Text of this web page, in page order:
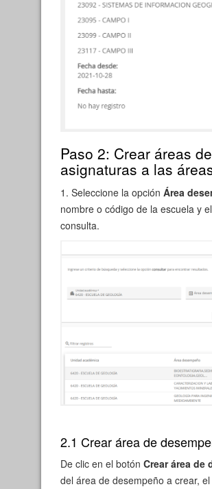
Paso 2: Crear áreas
asignaturas a las
1. Seleccione la opción Área
nombre o código de la escuela y
consulta.
2.1 Crear área de
De clic en el botón Crear área de
del área de desempeño a crear,